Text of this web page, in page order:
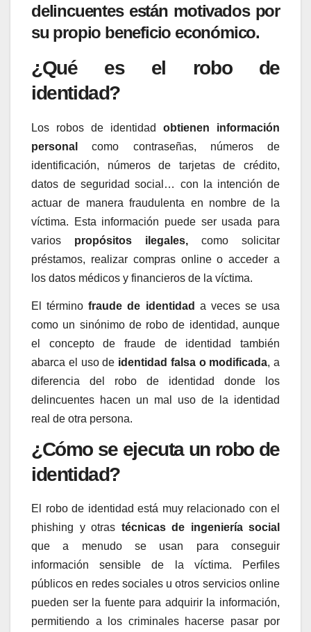
delincuentes están motivados por
su propio beneficio económico.
¿Qué es el robo de
identidad?
Los robos de identidad obtienen información
personal
como contraseñas, números de
identificación, números de tarjetas de crédito,
datos de seguridad social… con la intención de
actuar de manera fraudulenta en nombre de la
víctima. Esta información puede ser usada para
varios propósitos ilegales, como solicitar
préstamos, realizar compras online o acceder a
los datos médicos y financieros de la víctima.
El términofraude de identidad a veces se usa
como un sinónimo de robo de identidad, aunque
el concepto de fraude de identidad también
abarca el uso de identidad falsa o modificada, a
diferencia del robo de identidad donde los
delincuentes hacen un mal uso de la identidad
real de otra persona.
¿Cómo se ejecuta un robo de
identidad?
El robo de identidad está muy relacionado con el
phishing y otras técnicas de ingeniería social
que a menudo se usan para conseguir
información sensible de la víctima. Perfiles
públicos en redes sociales u otros servicios online
pueden ser la fuente para adquirir la información,
permitiendo a los criminales hacerse pasar por